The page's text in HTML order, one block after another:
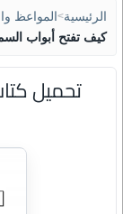
الرئيسية> المواعظ
كيف تفتح أبواب
تحميل